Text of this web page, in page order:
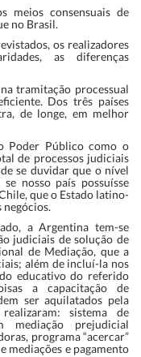
meios consensuais de
no Brasil.
os realizadores
as diferenças
tramitação processual
Dos três países
de longe, em melhor
Poder Público como o
de processos judiciais
se duvidar que o nível
nosso país possuísse
que o Estado latino-
a Argentina tem-se
judiciais de solução de
de Mediação, que a
além de incluí-la nos
educativo do referido
a capacitação de
ser aquilatados pela
sistema de
mediação prejudicial
programa “acercar”
mediações e pagamento